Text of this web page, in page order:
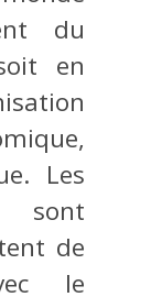
du
en
Les
sont
de
le